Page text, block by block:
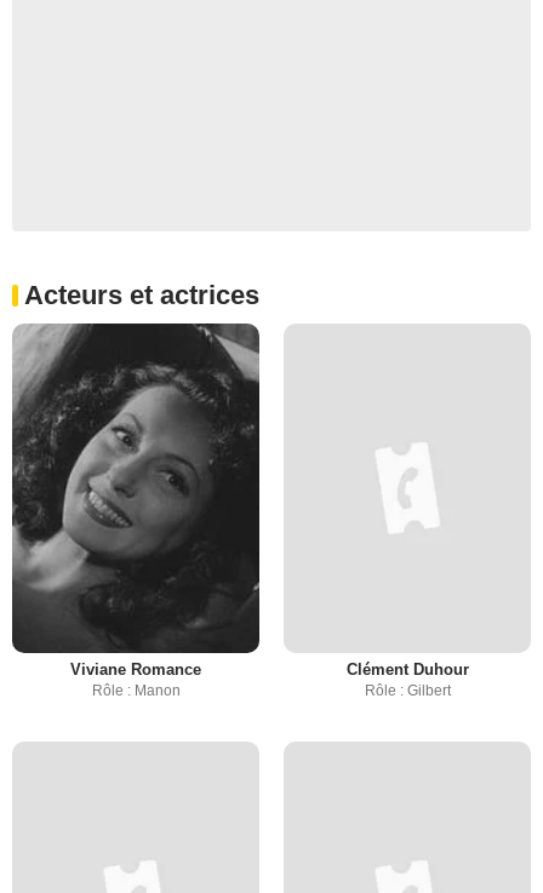
Acteurs et actrices
Viviane Romance
Rôle : Manon
Clément Duhour
Rôle : Gilbert